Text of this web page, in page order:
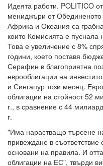
Идеята работи. POLITICO
мениджъри от Обединеното
Африка и Океания са
които Комисията е пуснала
Това е увеличение с 8%
години, което поставя
Серафин в благоприятна
еврооблигации на
и Сингапур този месец.
облигации на стойност 52
г., в сравнение с 44
г.
"Има нарастващо търсене
привеждане в
основани на правила. И
облигации на ЕС", твърди